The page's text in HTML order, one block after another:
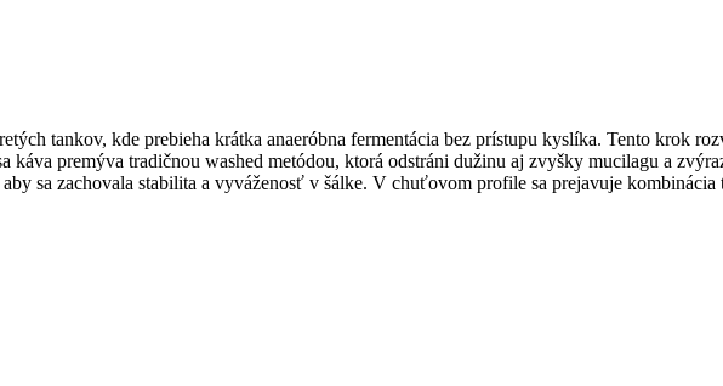
tankov, kde prebieha krátka anaeróbna fermentácia bez prístupu kyslíka. Tento krok
káva premýva tradičnou washed metódou, ktorá odstráni dužinu aj zvyšky mucilagu a
sa zachovala stabilita a vyváženosť v šálke. V chuťovom profile sa prejavuje